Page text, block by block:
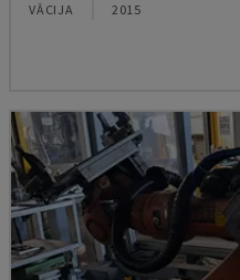
VĀCIJA 2015